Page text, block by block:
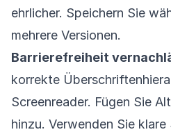
ehrlicher. Speichern Sie
mehrere Versionen.
Barrierefreiheit
korrekte
Screenreader. Fügen Sie
hinzu. Verwenden Sie